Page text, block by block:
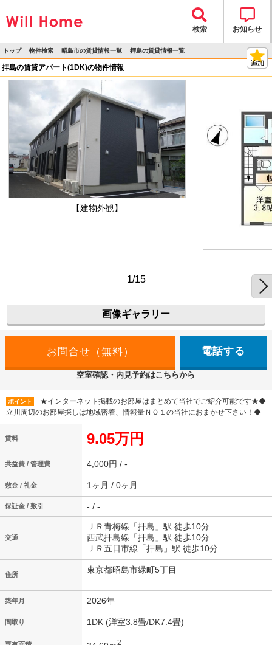
検索 お知らせ
トップ
>
物件検索
>
昭島市の賃貸情報一覧
>
拝島の賃貸情報一覧
拝島の賃貸アパート(1DK)の物件情報
【建物外観】
1/15
画像ギャラリー
電話する
空室確認・内見予約はこちらから
ポイント
★インターネット掲載のお部屋はまとめて当社でご紹介可能です★◆
立川周辺のお部屋探しは地域密着、情報量ＮＯ１の当社におまかせ下さい！◆
賃料 9.05万円
共益費 / 管理費 4,000円 / -
敷金 / 礼金 1ヶ月 / 0ヶ月
保証金 / 敷引 - / -
交通
ＪＲ青梅線「拝島」駅 徒歩10分
西武拝島線「拝島」駅 徒歩10分
ＪＲ五日市線「拝島」駅 徒歩10分
住所 東京都昭島市緑町5丁目
築年月 2026年
間取り 1DK (洋室3.8畳/DK7.4畳)
2